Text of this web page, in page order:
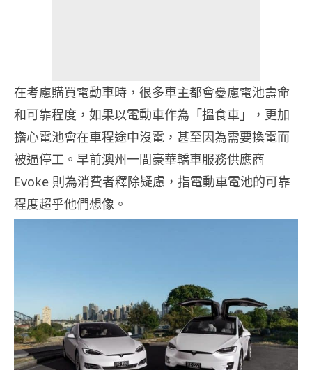
在考慮購買電動車時，很多車主都會憂慮電池壽命
和可靠程度，如果以電動車作為「搵食車」，更加
擔心電池會在車程途中沒電，甚至因為需要換電而
被逼停工。早前澳州一間豪華轎車服務供應商
Evoke 則為消費者釋除疑慮，指電動車電池的可靠
程度超乎他們想像。